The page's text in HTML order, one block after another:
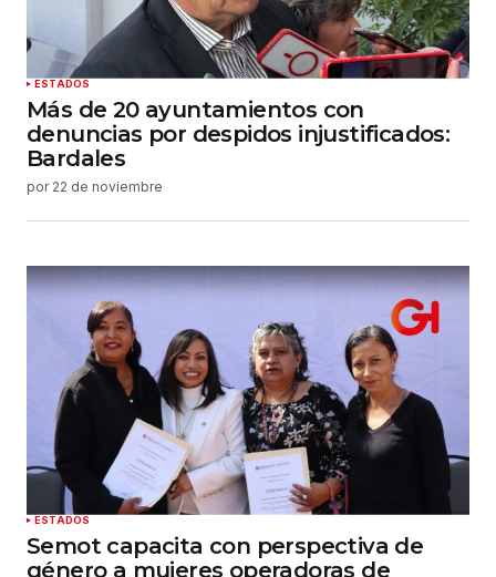
Enviar comentario
ESTADOS
Más de 20 ayuntamientos con
denuncias por despidos injustificados:
Bardales
por 22 de noviembre
ESTADOS
Semot capacita con perspectiva de
género a mujeres operadoras de